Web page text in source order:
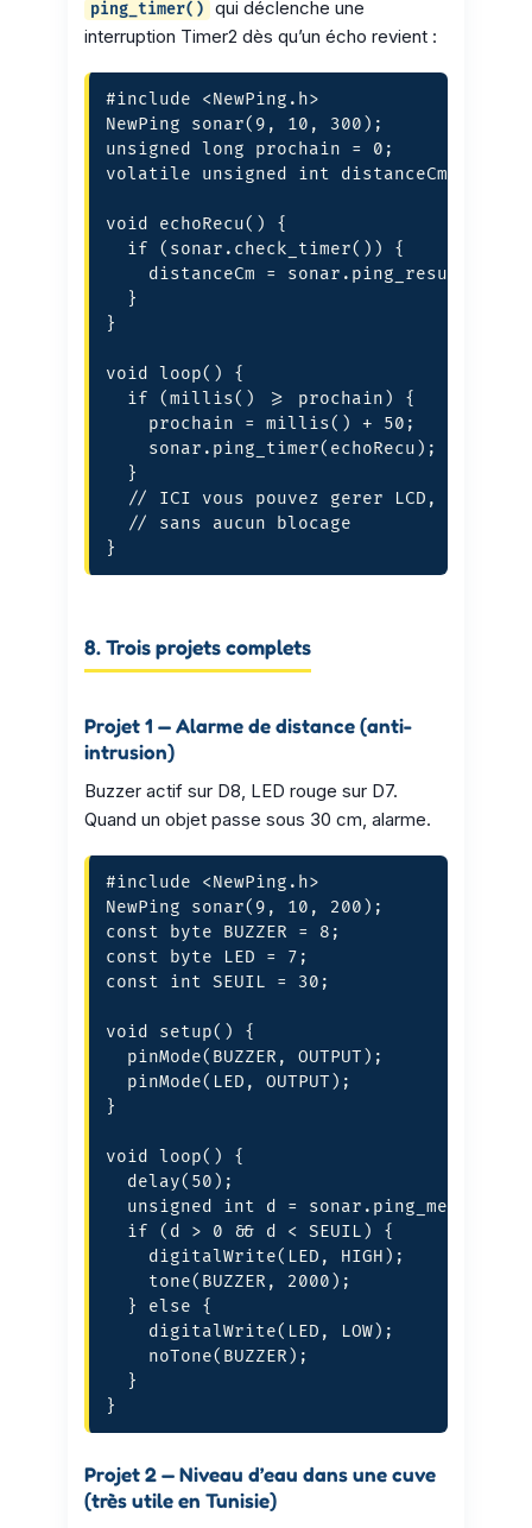
ping_timer()
qui déclenche une
interruption Timer2 dès qu’un écho revient :
#include <NewPing.h>
NewPing sonar(9, 10, 300);
unsigned long prochain = 0;
volatile unsigned int distanceCm = 0;
void echoRecu() {
  if (sonar.check_timer()) {
distanceCm = sonar.ping_result /
  }
}
void loop() {
  if (millis() >= prochain) {
    prochain = millis() + 50;
    sonar.ping_timer(echoRecu);
  }
// ICI vous pouvez gerer LCD, Wi-Fi,
  // sans aucun blocage
}
8. Trois projets complets
Projet 1 — Alarme de distance (anti-
intrusion)
Buzzer actif sur D8, LED rouge sur D7.
Quand un objet passe sous 30 cm, alarme.
#include <NewPing.h>
NewPing sonar(9, 10, 200);
const byte BUZZER = 8;
const byte LED = 7;
const int SEUIL = 30;
void setup() {
  pinMode(BUZZER, OUTPUT);
  pinMode(LED, OUTPUT);
}
void loop() {
  delay(50);
unsigned int d = sonar.ping_median(5)
  if (d > 0 && d < SEUIL) {
    digitalWrite(LED, HIGH);
    tone(BUZZER, 2000);
  } else {
    digitalWrite(LED, LOW);
    noTone(BUZZER);
  }
}
Projet 2 — Niveau d’eau dans une cuve
(très utile en Tunisie)